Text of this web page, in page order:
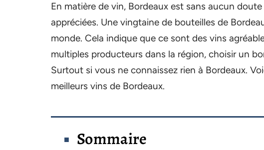
En matière de vin, Bordeaux est sans aucun
appréciées. Une vingtaine de bouteilles de
monde. Cela indique que ce sont des vins
multiples producteurs dans la région, choisir un
Surtout si vous ne connaissez rien à Bordeaux.
meilleurs vins de Bordeaux.
Sommaire